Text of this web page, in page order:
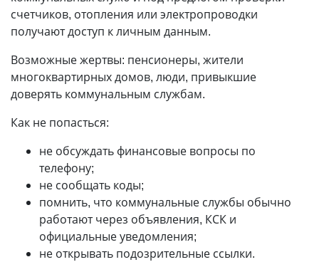
счетчиков, отопления или электропроводки
получают доступ к личным данным.
Возможные жертвы: пенсионеры, жители
многоквартирных домов, люди, привыкшие
доверять коммунальным службам.
Как не попасться:
не обсуждать финансовые вопросы по
телефону;
не сообщать коды;
помнить, что коммунальные службы обычно
работают через объявления, КСК и
официальные уведомления;
не открывать подозрительные ссылки.